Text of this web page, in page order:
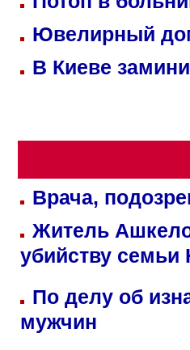
Ювелирный
В Киеве
Врача,
Житель
убийству семьи
По делу об
мужчин